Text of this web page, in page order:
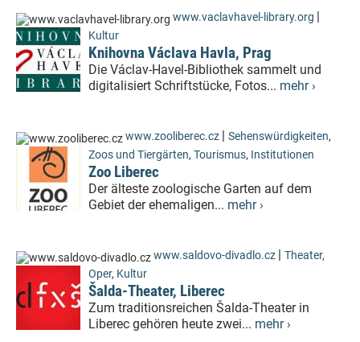
www.vaclavhavel-library.org |
Kultur
Knihovna Václava Havla, Prag
Die Václav-Havel-Bibliothek sammelt und
digitalisiert Schriftstücke, Fotos... mehr ›
www.zooliberec.cz | Sehenswürdigkeiten,
Zoos und Tiergärten, Tourismus, Institutionen
Zoo Liberec
Der älteste zoologische Garten auf dem
Gebiet der ehemaligen... mehr ›
www.saldovo-divadlo.cz | Theater,
Oper, Kultur
Šalda-Theater, Liberec
Zum traditionsreichen Šalda-Theater in
Liberec gehören heute zwei... mehr ›